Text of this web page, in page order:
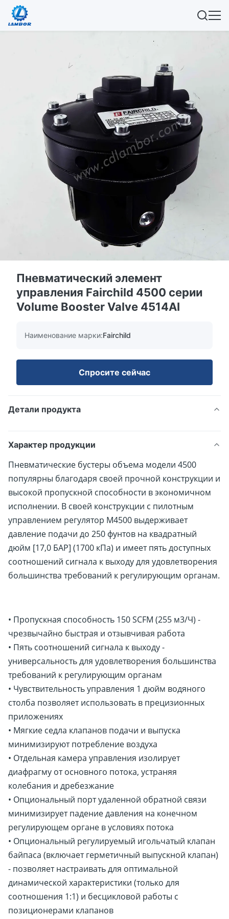
Пневматический элемент
управления Fairchild 4500 серии
Volume Booster Valve 4514AI
Наименование марки:Fairchild
Спросите сейчас
Детали продукта
Характер продукции
Пневматические бустеры объема модели 4500
популярны благодаря своей прочной конструкции и
высокой пропускной способности в экономичном
исполнении. В своей конструкции с пилотным
управлением регулятор M4500 выдерживает
давление подачи до 250 фунтов на квадратный
дюйм [17,0 БАР] (1700 кПа) и имеет пять доступных
соотношений сигнала к выходу для удовлетворения
большинства требований к регулирующим органам.
• Пропускная способность 150 SCFM (255 м3/Ч) -
чрезвычайно быстрая и отзывчивая работа
• Пять соотношений сигнала к выходу -
универсальность для удовлетворения большинства
требований к регулирующим органам
• Чувствительность управления 1 дюйм водяного
столба позволяет использовать в прецизионных
приложениях
• Мягкие седла клапанов подачи и выпуска
минимизируют потребление воздуха
• Отдельная камера управления изолирует
диафрагму от основного потока, устраняя
колебания и дребезжание
• Опциональный порт удаленной обратной связи
минимизирует падение давления на конечном
регулирующем органе в условиях потока
• Опциональный регулируемый игольчатый клапан
байпаса (включает герметичный выпускной клапан)
- позволяет настраивать для оптимальной
динамической характеристики (только для
соотношения 1:1) и бесцикловой работы с
позиционерами клапанов